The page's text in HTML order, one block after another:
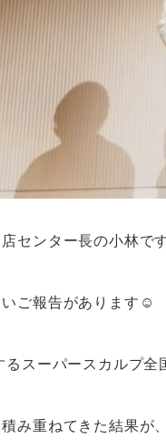
センター長の小林です
ご報告があります☺️
スーパースカルプ
み重ねてきた結果が